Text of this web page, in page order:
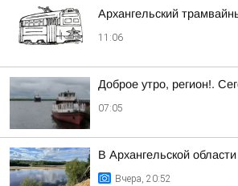
Архангельский
11:06
Доброе утро, регион!.
07:05
В Архангельской
Вчера, 20:52